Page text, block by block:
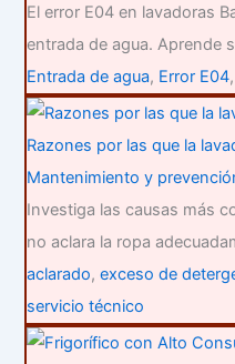
El error E04 en lavadoras
entrada de agua. Aprende
Entrada de agua, Error E04,
Razones por las que la
Mantenimiento y
Investiga las causas más
no aclara la ropa
aclarado,exceso de
servicio técnico